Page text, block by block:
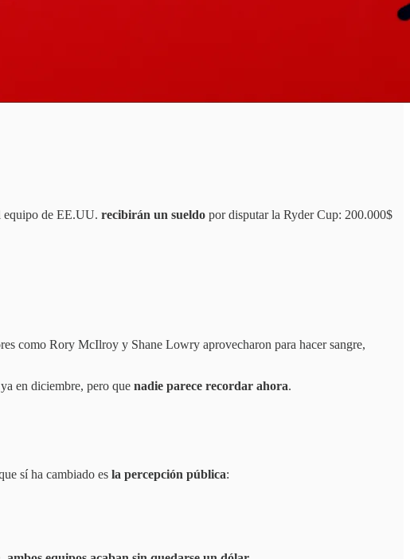
equipo de EE.UU. recibirán un sueldo por disputar la Ryder Cup: 200.000$
como Rory McIlroy y Shane Lowry aprovecharon para hacer sangre,
en diciembre, pero que nadie parece recordar ahora.
sí ha cambiado es la percepción pública: